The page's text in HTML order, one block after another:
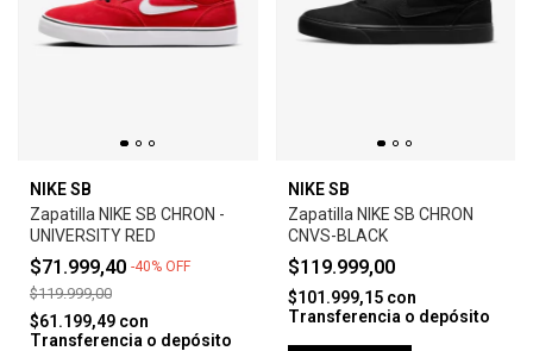
NIKE SB
Zapatilla NIKE SB CHRON -
UNIVERSITY RED
$71.999,40 -40% OFF
$119.999,00
$61.199,49 con
Transferencia o depósito
NIKE SB
Zapatilla NIKE SB CHRON
CNVS-BLACK
$119.999,00
$101.999,15 con
Transferencia o depósito